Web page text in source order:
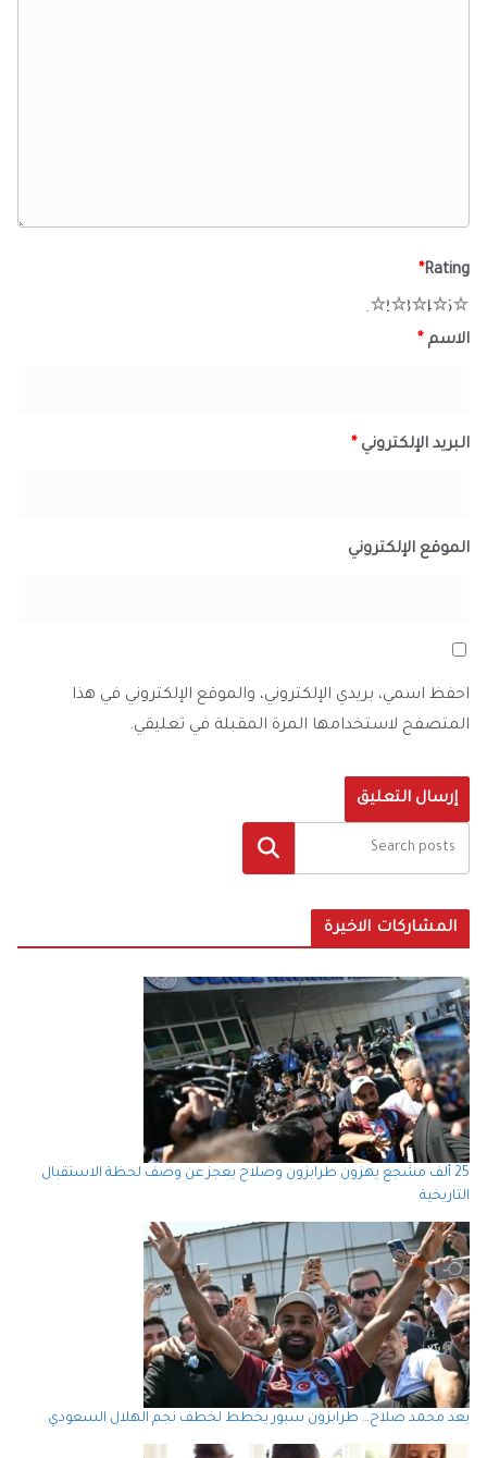
Rating
*
5
4
3
2
الاسم *
البريد الإلكتروني *
الموقع الإلكتروني
احفظ اسمي، بريدي الإلكتروني، والموقع الإلكتروني في هذا
المتصفح لاستخدامها المرة المقبلة في تعليقي.
البحث
المشاركات الاخيرة
25 ألف مشجع يهزون طرابزون وصلاح يعجز عن وصف لحظة الاستقبال
التاريخية
بعد محمد صلاح… طرابزون سبور يخطط لخطف نجم الهلال السعودي